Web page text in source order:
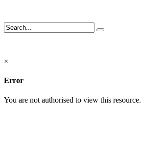
×
Error
You are not authorised to view this resource.